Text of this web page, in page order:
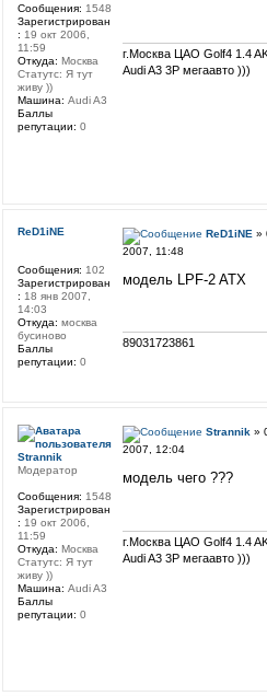
г.Москва ЦАО Golf4 1.4
Audi A3 3P мегаавто )))
Сообщения: 1548
Зарегистрирован
: 19 окт 2006,
11:59
Откуда: Москва
Статутс: Я тут
живу ))
Машина: Audi A3
Баллы
репутации: 0
ReD1iNE »
2007, 11:48
модель LPF-2 ATX
89031723861
ReD1iNE
Сообщения: 102
Зарегистрирован
: 18 янв 2007,
14:03
Откуда: москва
бусиново
Баллы
репутации: 0
Strannik»
2007, 12:04
модель чего ???
г.Москва ЦАО Golf4 1.4
Audi A3 3P мегаавто )))
Strannik
Модератор
Сообщения: 1548
Зарегистрирован
: 19 окт 2006,
11:59
Откуда: Москва
Статутс: Я тут
живу ))
Машина: Audi A3
Баллы
репутации: 0